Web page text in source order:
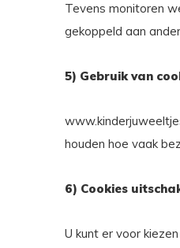
Tevens monitoren
gekoppeld aan
5) Gebruik van
houden hoe vaak
6) Cookies
U kunt er voor